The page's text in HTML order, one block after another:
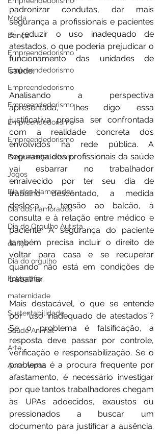
Moda
Dança
Empreendedorismo
Empreendedorismo
Empreendedorismo
Empreendedorismo
Empreendedorismo
Empreendedorismo
Empreendedorismo
Jogos
Dia dos Namorados
Dia dos namorados
Dia do Orgulho Autista
dança
Dia do orgulho
Fotografia
maternidade
Sustentabilidade
Saúde Animal
Arte
Abre Aspas
padronizar condutas, dar mais
segurança a profissionais e pacientes
e reduzir o uso inadequado de
atestados, o que poderia prejudicar o
funcionamento das unidades de
saúde.
Analisando a perspectiva
apresentada, lhes digo: essa
justificativa precisa ser confrontada
com a realidade concreta dos
envolvidos na rede pública. A
segurança dos profissionais da saúde
vai esbarrar no trabalhador
enraivecido por ter seu dia de
trabalho descontado, a medida
desloca a tensão ao balcão, à
consulta e à relação entre médico e
paciente. A segurança do paciente
também precisa incluir o direito de
voltar para casa e se recuperar
quando não está em condições de
trabalhar.
Mais destacável, o que se entende
por “uso inadequado de atestados”?
Se o problema é falsificação, a
resposta deve passar por controle,
verificação e responsabilização. Se o
problema é a procura frequente por
afastamento, é necessário investigar
por que tantos trabalhadores chegam
às UPAs adoecidos, exaustos ou
pressionados a buscar um
documento para justificar a ausência.